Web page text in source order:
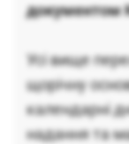
документом
Усі вище
щорічну
календарні
надання та